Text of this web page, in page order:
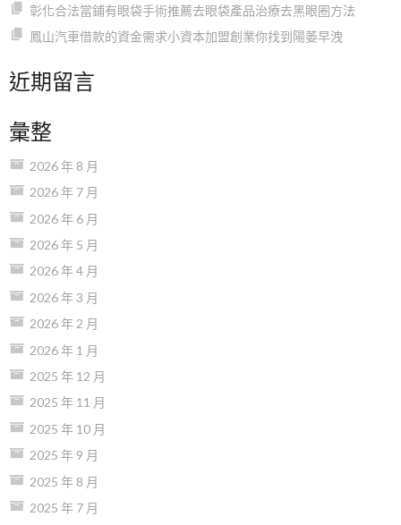
彰化合法當鋪有眼袋手術推薦去眼袋產品治療去黑眼圈方法
鳳山汽車借款的資金需求小資本加盟創業你找到陽萎早洩
近期留言
彙整
2026 年 8 月
2026 年 7 月
2026 年 6 月
2026 年 5 月
2026 年 4 月
2026 年 3 月
2026 年 2 月
2026 年 1 月
2025 年 12 月
2025 年 11 月
2025 年 10 月
2025 年 9 月
2025 年 8 月
2025 年 7 月